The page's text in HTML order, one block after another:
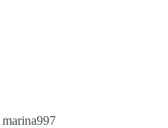
marina997